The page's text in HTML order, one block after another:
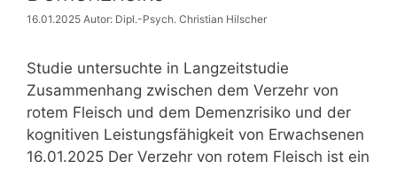
16.01.2025 Autor: Dipl.-Psych. Christian Hilscher
Studie untersuchte in Langzeitstudie
Zusammenhang zwischen dem Verzehr von
rotem Fleisch und dem Demenzrisiko und der
kognitiven Leistungsfähigkeit von Erwachsenen
16.01.2025 Der Verzehr von rotem Fleisch ist ein